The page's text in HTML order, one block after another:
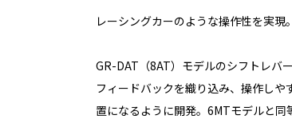
レーシングカーのような操作性を実現。
GR-DAT（8AT）モデルのシフトレバ
フィードバックを織り込み、操作し
置になるように開発。6MTモデルと